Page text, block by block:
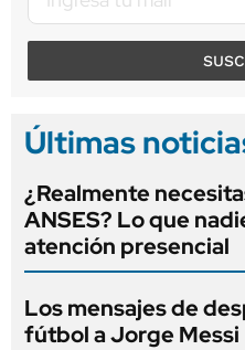
Últimas
¿Realmente
ANSES? Lo que
atención presencial
Los mensajes de
fútbol a Jorge Messi